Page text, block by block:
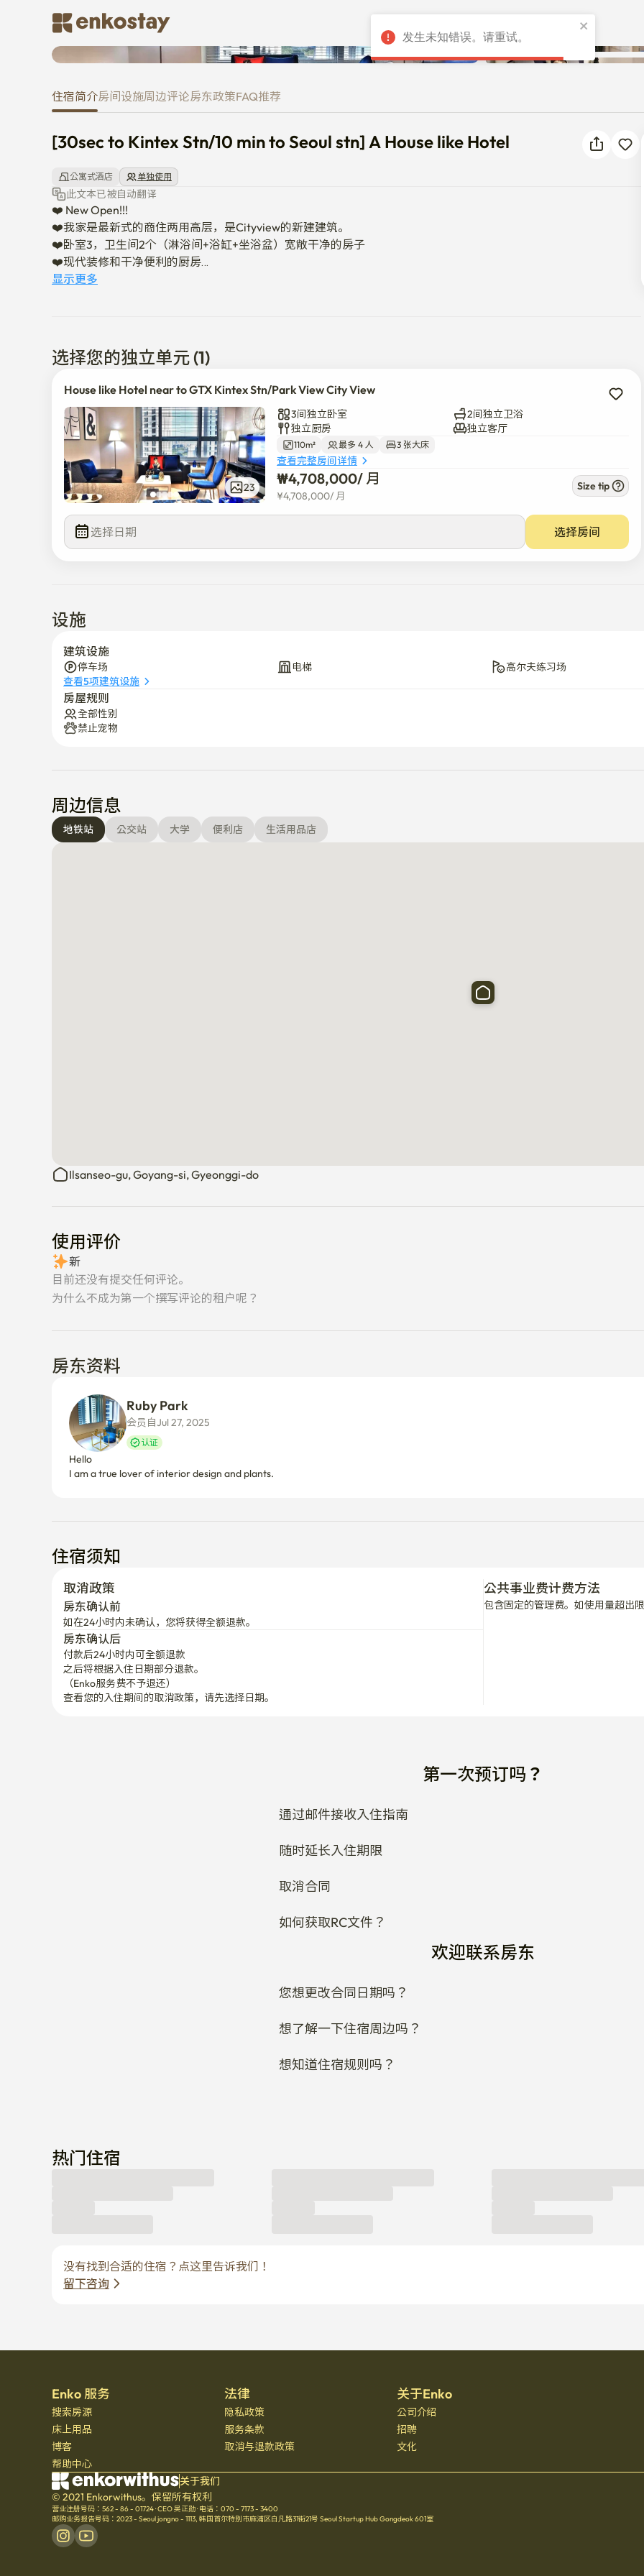
[30sec to Kintex Stn/10 min to Seoul stn] A House like Hotel
住宿简介房间设施周边评论房东政策FAQ推荐
[30sec to Kintex Stn/10 min to Seoul stn] A House like Hotel
公寓式酒店 单独使用
此文本已被自动翻译
❤️ New Open!!!
❤️我家是最新式的商住两用高层，是Cityview的新建建筑。
❤️卧室3，卫生间2个（淋浴间+浴缸+坐浴盆）宽敞干净的房子
❤️现代装修和干净便利的厨房
设有可以使用❤️网络WiFi和IPTV Netflix的55英寸大型电视
❤️因为房子是很多人喜欢的高层皇家层，所以开放感很好。
❤️入住清洁干净利落，可直接入住。
入住时间是下午4点到中午12点。
❤️我家是穿着拖鞋步行可以到现代百货商店的临税圈百岁圈的家。
❤️ GTX韩国国际会展中心站开通 在家里
30秒内就能到达韩国国际会展中心站的超超超临站地角的家 到首尔站10分钟左右就能到~
❤️湖水公园One Mount林荫道 H&M Zara 5 分钟路程，可以悠闲地散步和愉快地购物
💜可以在家内部呼叫电梯
大型电视、大型冰箱、电烤箱、洗衣机、烘干机等生活所需的家电一应俱全。
由2张大床和2个衣帽间、粉间、有淋浴间的卫生间、有浴缸的卫生间组成。
想要像自己家一样的舒适🏠就来我家吧！
显示更多
选择您的独立单元 (1)
House like Hotel near to GTX Kintex Stn/Park View City View
23
3间独立卧室
2间独立卫浴
独立厨房
独立客厅
110m² 最多 4 人 3 张大床
查看完整房间详情
₩4,708,000/ 月
¥4,708,000/ 月
Size tip
选择日期 选择房间
设施
建筑设施
停车场 电梯
高尔夫练习场
查看5项建筑设施
房屋规则
全部性别
禁止宠物
周边信息
地铁站 公交站 大学 便利店 生活用品店
Ilsanseo-gu, Goyang-si, Gyeonggi-do
使用评价
新
目前还没有提交任何评论。
为什么不成为第一个撰写评论的租户呢？
房东资料
Ruby Park
会员自Jul 27, 2025
认证
Hello
I am a true lover of interior design and plants.
住宿须知
取消政策
房东确认前
如在24小时内未确认，您将获得全额退款。
房东确认后
付款后24小时内可全额退款
之后将根据入住日期部分退款。
（Enko服务费不予退还）
查看您的入住期间的取消政策，请先选择日期。
公共事业费计费方法
包含固定的管理费。如使用量超出
第一次预订吗？
通过邮件接收入住指南
随时延长入住期限
取消合同
如何获取RC文件？
欢迎联系房东
您想更改合同日期吗？
想了解一下住宿周边吗？
想知道住宿规则吗？
热门住宿
没有找到合适的住宿？点这里告诉我们！
留下咨询
Enko 服务
搜索房源
床上用品
博客
帮助中心
法律
隐私政策
服务条款
取消与退款政策
关于Enko
公司介绍
招聘
文化
关于我们
© 2021 Enkorwithus。保留所有权利
营业注册号码：562 - 86 - 01724·CEO 吴正勋· 电话：070 - 7173 - 3400
邮购业务报告号码：2023 - Seoul jongno - 1113, 韩国首尔特别市麻浦区白凡路31街21号 Seoul Startup Hub Gongdeok 601室
发生未知错误。请重试。